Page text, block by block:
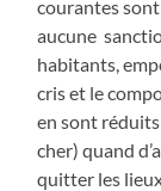
courantes sont
aucune
habitants,
cris et le
en sont
cher) quand
quitter les